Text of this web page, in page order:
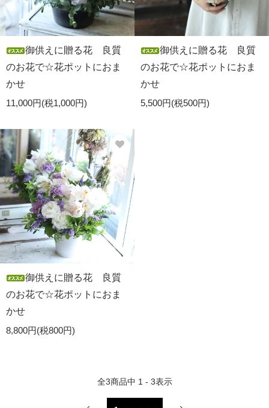
御供えに贈る花 良質
のお花で☆花ポットにおま
かせ
11,000円(税1,000円)
御供えに贈る花 良質
のお花で☆花ポットにおま
かせ
5,500円(税500円)
御供えに贈る花 良質
のお花で☆花ポットにおま
かせ
8,800円(税800円)
全3商品中 1 - 3表示